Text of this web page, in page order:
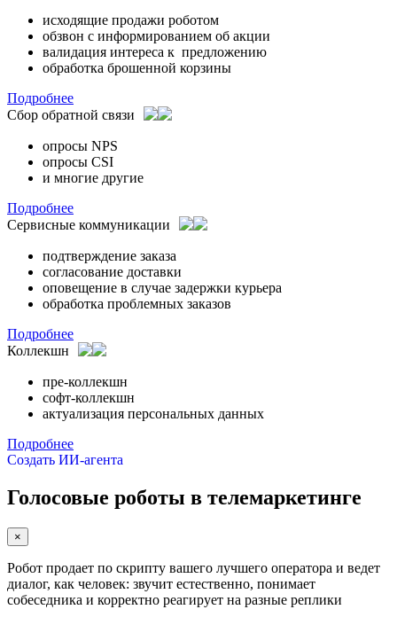
исходящие продажи роботом
обзвон с информированием об акции
валидация интереса к предложению
обработка брошенной корзины
Подробнее
Сбор обратной связи
опросы NPS
опросы CSI
и многие другие
Подробнее
Сервисные коммуникации
подтверждение заказа
согласование доставки
оповещение в случае задержки курьера
обработка проблемных заказов
Подробнее
Коллекшн
пре-коллекшн
софт-коллекшн
актуализация персональных данных
Подробнее
Создать ИИ-агента
Голосовые роботы в телемаркетинге
×
Робот продает по скрипту вашего лучшего оператора и ведет
диалог, как человек: звучит естественно, понимает
собеседника и корректно реагирует на разные реплики